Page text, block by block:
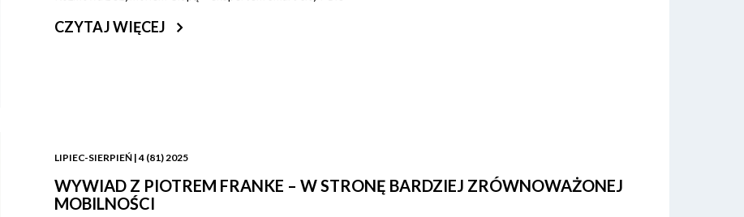
CZYTAJ WIĘCEJ
LIPIEC-SIERPIEŃ | 4 (81) 2025
WYWIAD Z PIOTREM FRANKE – W STRONĘ BARDZIEJ ZRÓWNOWAŻONEJ
MOBILNOŚCI